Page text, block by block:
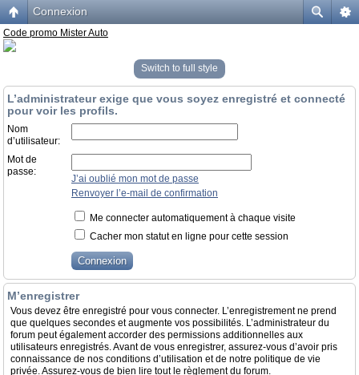
Connexion
Code promo Mister Auto
Switch to full style
L’administrateur exige que vous soyez enregistré et connecté
pour voir les profils.
Nom
d’utilisateur:
Mot de
passe:
J’ai oublié mon mot de passe
Renvoyer l’e-mail de confirmation
Me connecter automatiquement à chaque visite
Cacher mon statut en ligne pour cette session
M’enregistrer
Vous devez être enregistré pour vous connecter. L’enregistrement ne prend
que quelques secondes et augmente vos possibilités. L’administrateur du
forum peut également accorder des permissions additionnelles aux
utilisateurs enregistrés. Avant de vous enregistrer, assurez-vous d’avoir pris
connaissance de nos conditions d’utilisation et de notre politique de vie
privée. Assurez-vous de bien lire tout le règlement du forum.